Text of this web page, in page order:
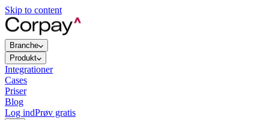
Skip to content
Branche
Produkt
Integrationer
Cases
Priser
Blog
Log indPrøv gratis